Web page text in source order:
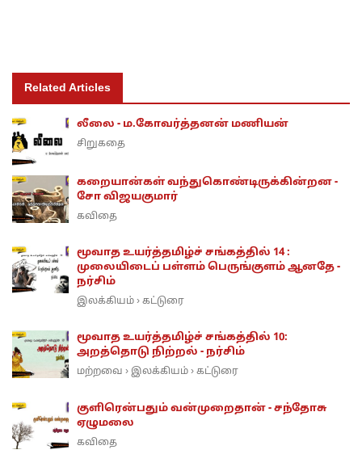
Related Articles
லீலை - ம.கோவர்த்தனன் மணியன்
சிறுகதை
கறையான்கள் வந்துகொண்டிருக்கின்றன -
சோ விஜயகுமார்
கவிதை
மூவாத உயர்த்தமிழ்ச் சங்கத்தில் 14 :
முலையிடைப் பள்ளம் பெருங்குளம் ஆனதே -
நர்சிம்
இலக்கியம் › கட்டுரை
மூவாத உயர்த்தமிழ்ச் சங்கத்தில் 10:
அறத்தொடு நிற்றல் - நர்சிம்
மற்றவை › இலக்கியம் › கட்டுரை
குளிரென்பதும் வன்முறைதான் - சந்தோசு
ஏழுமலை
கவிதை